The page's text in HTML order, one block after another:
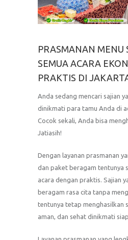
PRASMANAN MENU
SEMUA ACARA
PRAKTIS DI
Anda sedang mencari sajian
dinikmati para tamu Anda di
Cocok sekali, Anda bisa
Jatiasih!
Dengan layanan prasmanan
dan paket beragam tentunya
acara dengan praktis. Sajian
beragam rasa cita tanpa
tentunya tetap menghasilkan
aman, dan sehat dinikmati